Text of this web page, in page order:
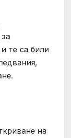
те са били
на